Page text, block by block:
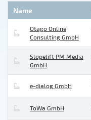
Name
Otago Online
Consulting GmbH
Slopelift PM Media
GmbH
e-dialog GmbH
ToWa GmbH